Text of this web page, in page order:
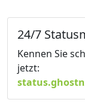
24/7
Kennen Sie
jetzt: